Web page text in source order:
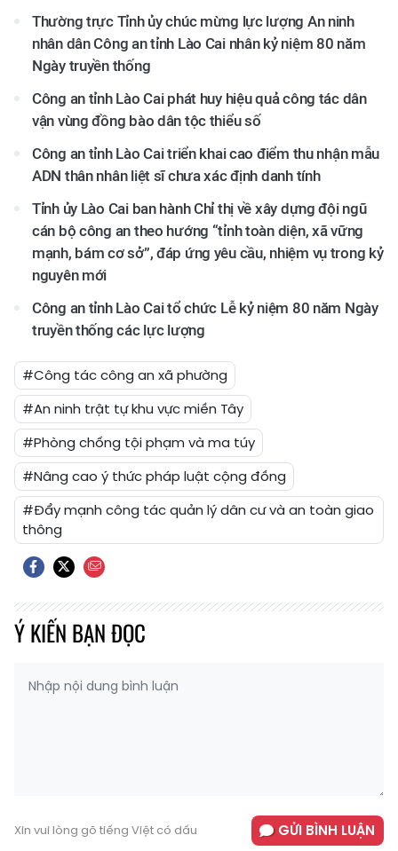
Thường trực Tỉnh ủy chúc mừng lực lượng An ninh
nhân dân Công an tỉnh Lào Cai nhân kỷ niệm 80 năm
Ngày truyền thống
Công an tỉnh Lào Cai phát huy hiệu quả công tác dân
vận vùng đồng bào dân tộc thiểu số
Công an tỉnh Lào Cai triển khai cao điểm thu nhận mẫu
ADN thân nhân liệt sĩ chưa xác định danh tính
Tỉnh ủy Lào Cai ban hành Chỉ thị về xây dựng đội ngũ
cán bộ công an theo hướng “tỉnh toàn diện, xã vững
mạnh, bám cơ sở”, đáp ứng yêu cầu, nhiệm vụ trong kỷ
nguyên mới
Công an tỉnh Lào Cai tổ chức Lễ kỷ niệm 80 năm Ngày
truyền thống các lực lượng
#Công tác công an xã phường
#An ninh trật tự khu vực miền Tây
#Phòng chống tội phạm và ma túy
#Nâng cao ý thức pháp luật cộng đồng
#Đẩy mạnh công tác quản lý dân cư và an toàn giao
thông
Ý KIẾN BẠN ĐỌC
Xin vui lòng gõ tiếng Việt có dấu GỬI BÌNH LUẬN